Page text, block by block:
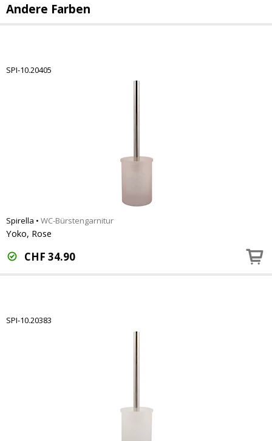
Andere Farben
SPI-10.20405
Spirella • WC-Bürstengarnitur
Yoko, Rose
CHF 34.90
SPI-10.20383